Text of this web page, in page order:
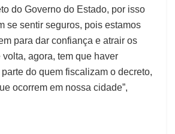
do Governo do Estado, por isso
se sentir seguros, pois estamos
para dar confiança e atrair os
agora, tem que haver
do quem fiscalizam o decreto,
ocorrem em nossa cidade”,